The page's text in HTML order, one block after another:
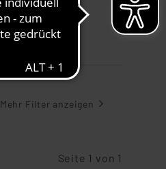
Mehr Filter anzeigen
Seite 1 von 1